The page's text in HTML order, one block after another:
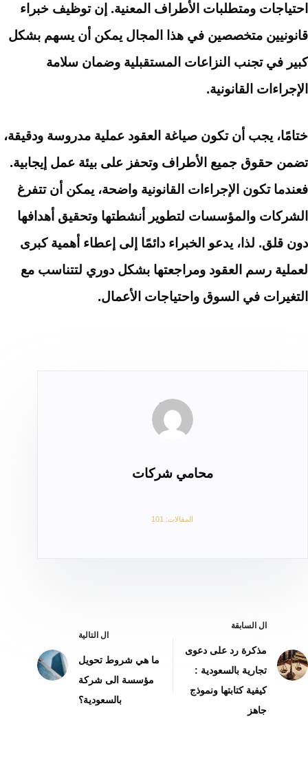
احتياجات ومتطلبات الأطراف المعنية. إن توظيف خبراء
قانونيين متخصصين في هذا المجال يمكن أن يسهم بشكل
كبير في تجنب النزاعات المستقبلية وضمان سلامة
الإجراءات القانونية.
ختامًا، يجب أن تكون صياغة العقود عملية مدروسة ودقيقة،
تضمن حقوق جميع الأطراف وتحفز على بيئة عمل إيجابية.
فعندما تكون الإجراءات القانونية واضحة، يمكن أن تتفرغ
الشركات والمؤسسات لتطوير أنشطتها وتحقيق أهدافها
دون قلق. لذا، يدعو الخبراء دائمًا إلى إعطاء أهمية كبرى
لعملية رسم العقود ومراجعتها بشكل دوري لتتناسب مع
التغيرات في السوق واحتياجات الأعمال.
محامي شركات
المقالات: 101
ال السابقة
مذكرة رد على دعوى
تجارية بالسعودية :
كيفية كتابتها ونموذج
جاهز
ال التالية
ما هي شروط تحويل
مؤسسة الى شركة
بالسعودية؟